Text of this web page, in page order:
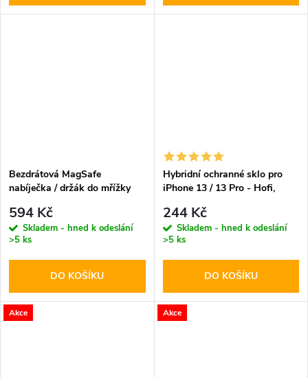
Bezdrátová MagSafe
nabíječka / držák do mřížky
594 Kč
Skladem - hned k odeslání
>5 ks
DO KOŠÍKU
Hybridní ochranné sklo pro
iPhone 13 / 13 Pro - Hofi,
244 Kč
Skladem - hned k odeslání
>5 ks
DO KOŠÍKU
Akce Akce